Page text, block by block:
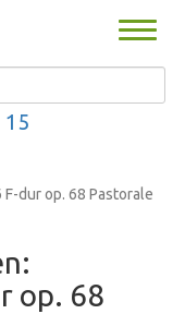
Toggle
15
dur op. 68 Pastorale
op. 68